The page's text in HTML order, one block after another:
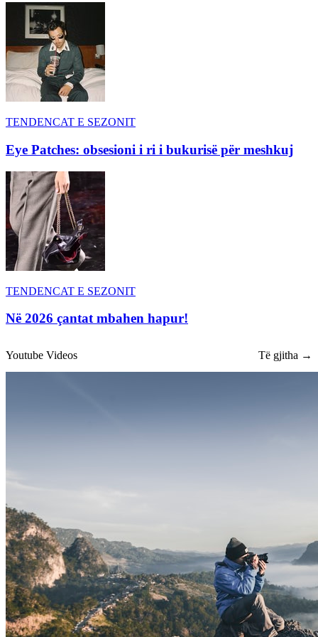
TENDENCAT E SEZONIT
Eye Patches: obsesioni i ri i bukurisë për meshkuj
TENDENCAT E SEZONIT
Në 2026 çantat mbahen hapur!
Youtube Videos Të gjitha →